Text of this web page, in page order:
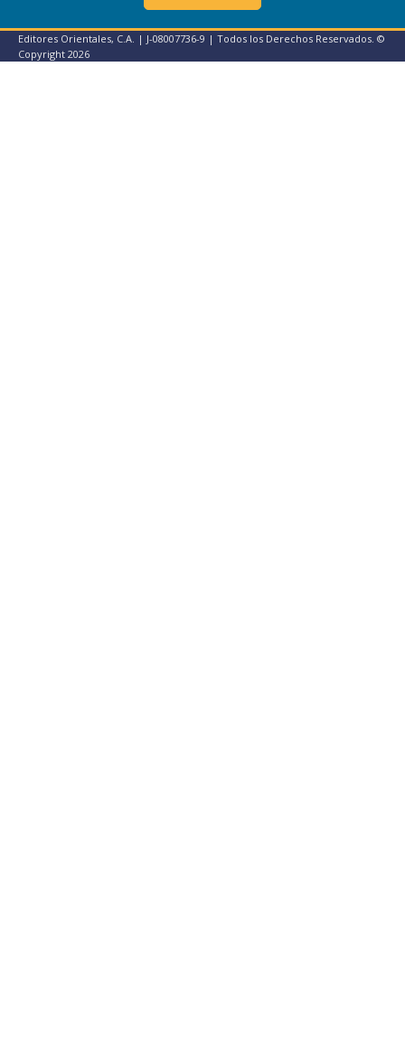
Editores Orientales, C.A. | J-08007736-9 | Todos los Derechos Reservados. ©
Copyright 2026